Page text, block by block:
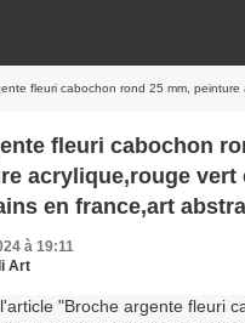
mm, peinture acrylique,rouge vert or jaune noir bleu,fait mains en france,art abstrait contemporain fantastique,boho bobo
fleuri cabochon
acrylique,rouge vert
en france,art
fantastique,boho
fete
femme
à 19:11
Art